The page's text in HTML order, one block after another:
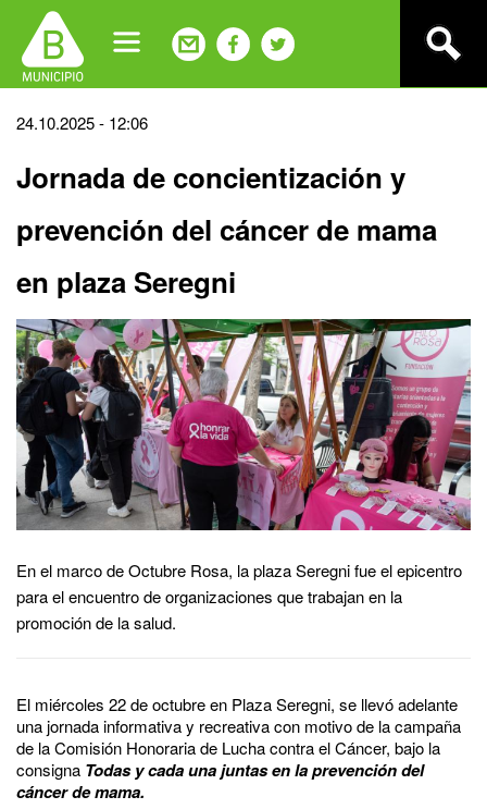
navigation
Back
top
24.10.2025 - 12:06
Jornada de concientización y
prevención del cáncer de mama
en plaza Seregni
En el marco de Octubre Rosa, la plaza Seregni fue el epicentro
para el encuentro de organizaciones que trabajan en la
promoción de la salud.
El miércoles 22 de octubre en Plaza Seregni, se llevó adelante
una jornada informativa y recreativa con motivo de la campaña
de la Comisión Honoraria de Lucha contra el Cáncer, bajo la
consigna Todas y cada una juntas en la prevención del
cáncer de mama.